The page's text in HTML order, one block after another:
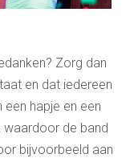
Zorg dan
en dat iedereen
hapje en een
waardoor de band
bijvoorbeeld aan